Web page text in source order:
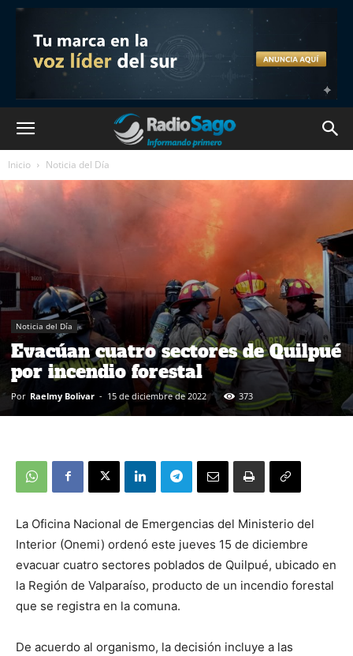
Inicio Noticia del Día
Noticia del Día
Evacúan cuatro sectores de Quilpué
por incendio forestal
Por Raelmy Bolivar - 15 de diciembre de 2022 373
La Oficina Nacional de Emergencias del Ministerio del
Interior (Onemi) ordenó este jueves 15 de diciembre
evacuar cuatro sectores poblados de Quilpué, ubicado en
la Región de Valparaíso, producto de un incendio forestal
que se registra en la comuna.
De acuerdo al organismo, la decisión incluye a las